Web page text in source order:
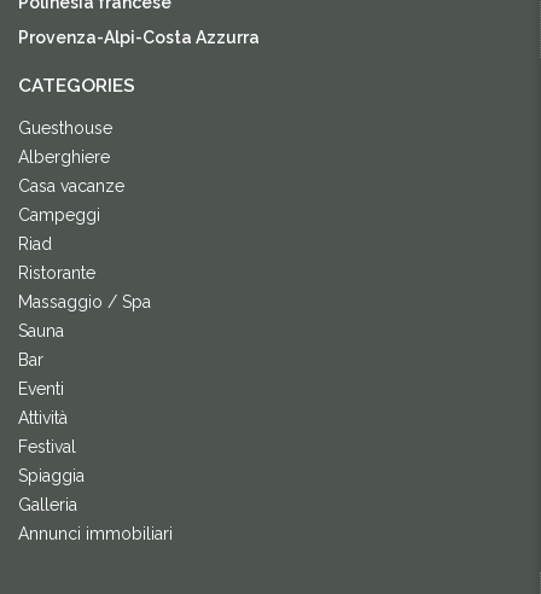
Provenza-Alpi-Costa Azzurra
CATEGORIES
Guesthouse
Alberghiere
Casa vacanze
Campeggi
Riad
Ristorante
Massaggio / Spa
Sauna
Bar
Eventi
Attività
Festival
Spiaggia
Galleria
Annunci immobiliari